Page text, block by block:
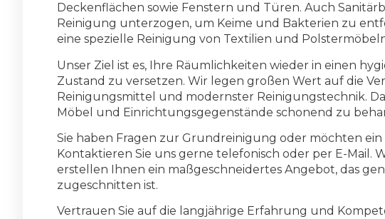
Deckenflächen sowie Fenstern und Türen. Auch
Reinigung unterzogen, um Keime und Bakterien zu
eine spezielle Reinigung von Textilien und
Unser Ziel ist es, Ihre Räumlichkeiten wieder in einen
Zustand zu versetzen. Wir legen großen Wert auf die
Reinigungsmittel und modernster Reinigungstechnik.
Möbel und Einrichtungsgegenstände schonend zu
Sie haben Fragen zur Grundreinigung oder möchten
Kontaktieren Sie uns gerne telefonisch oder per E-Mail.
erstellen Ihnen ein maßgeschneidertes Angebot, das
zugeschnitten ist.
Vertrauen Sie auf die langjährige Erfahrung und